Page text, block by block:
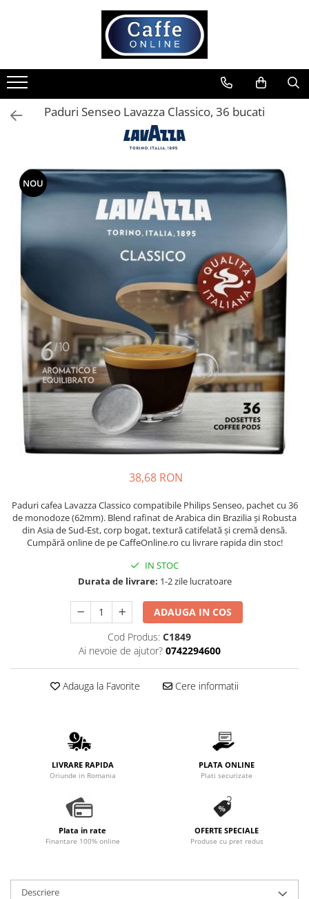
Cafea
Cafea Boabe
Capsule Cafea
Ceai
Espressoare
Aparate Automate
Aparate capsule
Aparate clasice
Accesorii
Rasnite
Complementare
Capace
Cesti si farfurii
Diverse
Pahare de cafea
Palete cafea
Ciocolata calda
Lapte instant
Pliculete Zahar si Miere
Stabilizatoare tensiune
Accesorii si intretinere
Paduri Senseo Lavazza Classico, 36 bucati
NOU
38,68 RON
Paduri cafea Lavazza Classico compatibile Philips Senseo, pachet cu 36
de monodoze (62mm). Blend rafinat de Arabica din Brazilia și Robusta
din Asia de Sud-Est, corp bogat, textură catifelată și cremă densă.
Cumpără online de pe CaffeOnline.ro cu livrare rapida din stoc!
IN STOC
Durata de livrare: 1-2 zile lucratoare
ADAUGA IN COS
Cod Produs: C1849
Ai nevoie de ajutor? 0742294600
Adauga la Favorite Cere informatii
LIVRARE RAPIDA
Oriunde in Romania
PLATA ONLINE
Plati securizate
Plata in rate
Finantare 100% online
OFERTE SPECIALE
Produse cu pret redus
Descriere